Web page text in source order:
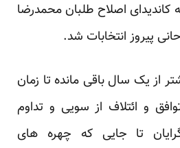
کاندیدای اصلاح طلبان محمدرضا
پیروز انتخابات شد.
از یک سال باقی مانده تا زمان
و ائتلاف از سویی و تداوم
تا جایی که چهره های